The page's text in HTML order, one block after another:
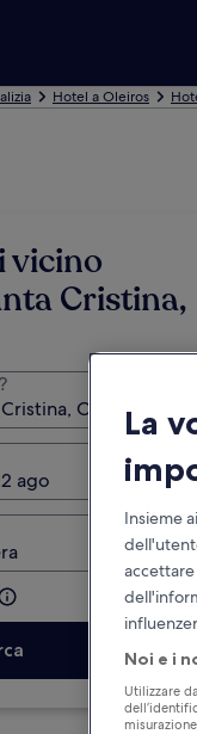
Hotel a Oleiros
vicino
Cristina,
ago
La
Insieme
Noi e i
Utilizzare